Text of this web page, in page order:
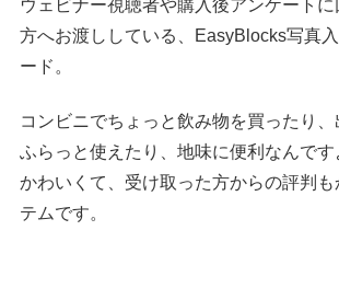
ウェビナー視聴者や購入後アンケート
方へお渡ししている、EasyBlocks写真
ード。
コンビニでちょっと飲み物を買ったり
ふらっと使えたり、地味に便利なんです
かわいくて、受け取った方からの評判も
テムです。